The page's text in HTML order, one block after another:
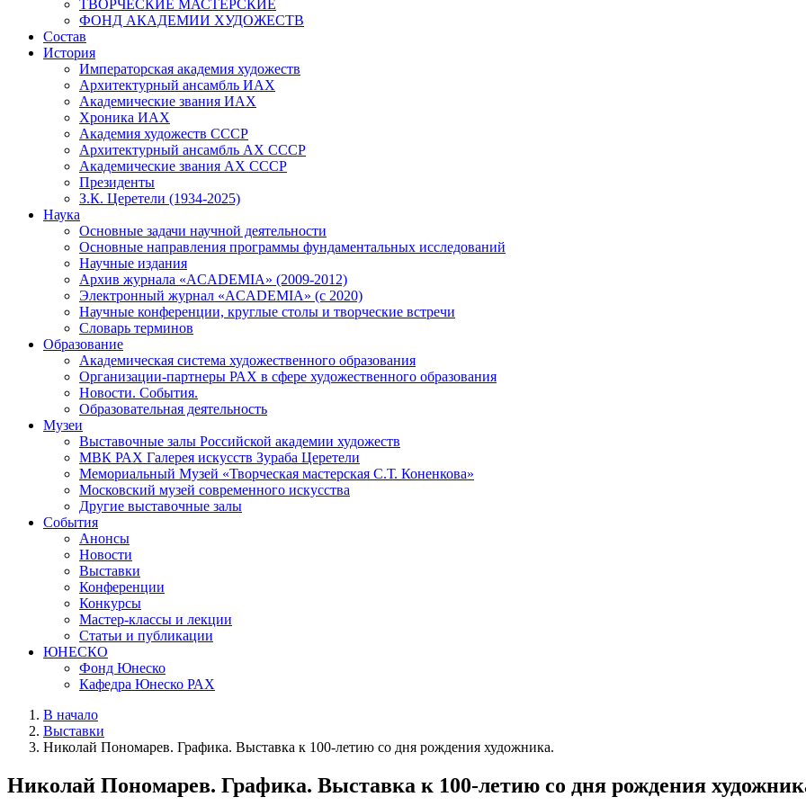
ТВОРЧЕСКИЕ МАСТЕРСКИЕ
ФОНД АКАДЕМИИ ХУДОЖЕСТВ
Состав
История
Императорская академия художеств
Архитектурный ансамбль ИАХ
Академические звания ИАХ
Хроника ИАХ
Академия художеств СССР
Архитектурный ансамбль АХ СССР
Академические звания АХ СССР
Президенты
З.К. Церетели (1934-2025)
Наука
Основные задачи научной деятельности
Основные направления программы фундаментальных исследований
Научные издания
Архив журнала «ACADEMIA» (2009-2012)
Электронный журнал «ACADEMIA» (с 2020)
Научные конференции, круглые столы и творческие встречи
Словарь терминов
Образование
Академическая система художественного образования
Организации-партнеры РАХ в сфере художественного образования
Новости. События.
Образовательная деятельность
Музеи
Выставочные залы Российской академии художеств
МВК РАХ Галерея искусств Зураба Церетели
Мемориальный Музей «Творческая мастерская С.Т. Коненкова»
Московский музей современного искусства
Другие выставочные залы
События
Анонсы
Новости
Выставки
Конференции
Конкурсы
Мастер-классы и лекции
Статьи и публикации
ЮНЕСКО
Фонд Юнеско
Кафедра Юнеско РАХ
В начало
Выставки
Николай Пономарев. Графика. Выставка к 100-летию со дня рождения художника.
Николай Пономарев. Графика. Выставка к 100-летию со дня рождения